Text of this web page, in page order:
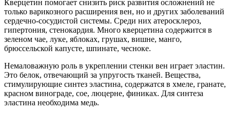
Кверцетин помогает снизить риск развития осложнений не
только варикозного расширения вен, но и других заболеваний
сердечно-сосудистой системы. Среди них атеросклероз,
гипертония, стенокардия. Много кверцетина содержится в
зеленом чае, луке, яблоках, грушах, вишне, манго,
брюссельской капусте, шпинате, чесноке.
Немаловажную роль в укреплении стенки вен играет эластин.
Это белок, отвечающий за упругость тканей. Вещества,
стимулирующие синтез эластина, содержатся в хмеле, гранате,
красном винограде, сое, люцерне, финиках. Для синтеза
эластина необходима медь.